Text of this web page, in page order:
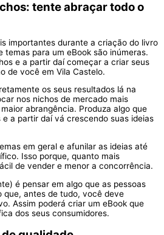
tente abraçar todo o
importantes durante a criação do livro
temas para um eBook são inúmeras.
e a partir daí começar a criar seus
de você em Vila Castelo.
os seus resultados lá na
nos nichos de mercado mais
abrangência. Produza algo que
a partir daí vá crescendo suas ideias
em geral e afunilar as ideias até
Isso porque, quanto mais
de vender e menor a concorrência.
é pensar em algo que as pessoas
que, antes de tudo, você deve
Assim poderá criar um eBook que
dos seus consumidores.